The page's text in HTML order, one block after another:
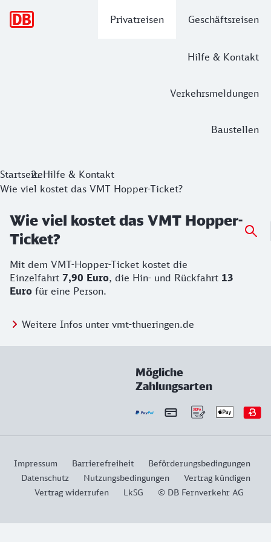
Privatreisen Geschäftsreisen
Hilfe & Kontakt
Verkehrsmeldungen
Baustellen
StartseiteHilfe & Kontakt
Wie viel kostet das VMT Hopper-Ticket?
Wie viel kostet das VMT Hopper-
Ticket?
Mit dem VMT-Hopper-Ticket kostet die
Einzelfahrt 7,90 Euro, die Hin- und Rückfahrt 13
Euro für eine Person.
Weitere Infos unter vmt-thueringen.de
Mögliche
Zahlungsarten
Impressum Barrierefreiheit
Beförderungsbedingungen
Datenschutz
Nutzungsbedingungen
Vertrag kündigen
Vertrag widerrufen
LkSG © DB Fernverkehr AG